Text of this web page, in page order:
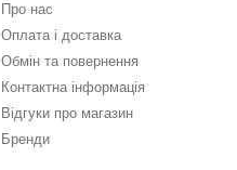
Про нас
Оплата і доставка
Обмін та повернення
Контактна інформація
Відгуки про магазин
Бренди